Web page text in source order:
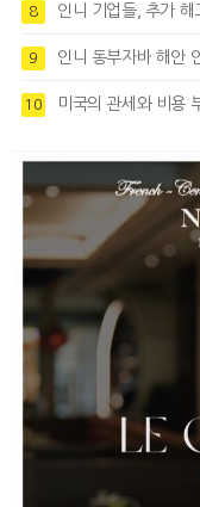
8 인니 기업들, 추가
9 인니 동부자바 해안
10 미국의 관세와 비용